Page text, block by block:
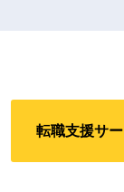
転職支援サ